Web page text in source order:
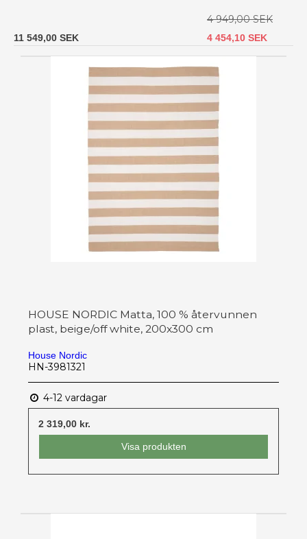
11 549,00 SEK
4 949,00 SEK
4 454,10 SEK
HOUSE NORDIC Matta, 100 % återvunnen
plast, beige/off white, 200x300 cm
House Nordic
HN-3981321
4-12 vardagar
2 319,00 kr.
Visa produkten